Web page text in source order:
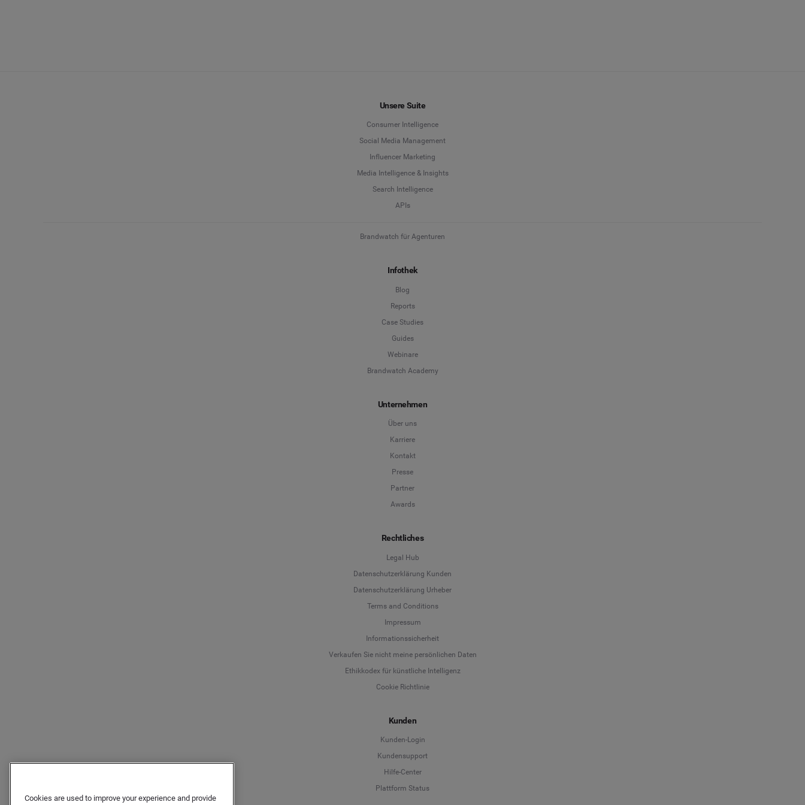
Unsere Suite
Consumer Intelligence
Social Media Management
Influencer Marketing
Media Intelligence & Insights
Search Intelligence
APIs
Brandwatch für Agenturen
Infothek
Blog
Reports
Case Studies
Guides
Webinare
Brandwatch Academy
Unternehmen
Über uns
Karriere
Kontakt
Presse
Partner
Awards
Rechtliches
Legal Hub
Datenschutzerklärung Kunden
Datenschutzerklärung Urheber
Terms and Conditions
Impressum
Informationssicherheit
Verkaufen Sie nicht meine persönlichen Daten
Ethikkodex für künstliche Intelligenz
Cookie Richtlinie
Kunden
Kunden-Login
Kundensupport
Hilfe-Center
Plattform Status
Deutsch
Cookies are used to improve your experience and provide